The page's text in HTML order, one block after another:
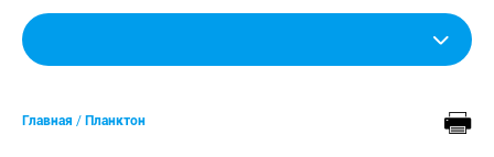
Главная Планктон